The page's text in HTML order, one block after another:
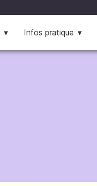
Infos pratique